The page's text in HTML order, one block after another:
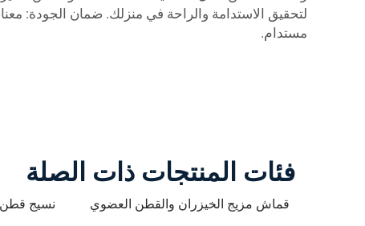
لتحقيق الاستدامة والراحة في منزلك. ضمان الجودة:
مستدام.
فئات المنتجات ذات الصلة
قماش مزيج الخيزران والقطن العضوي نسيج قطن